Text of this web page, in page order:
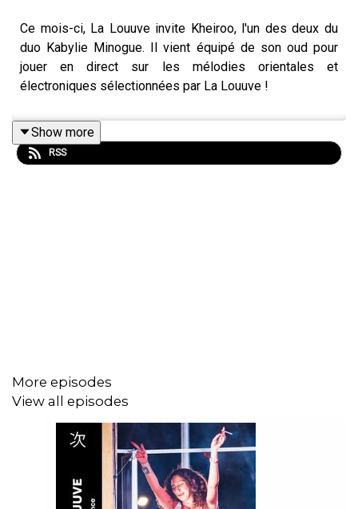
Ce mois-ci, La Louuve invite Kheiroo, l'un des deux du
duo Kabylie Minogue. Il vient équipé de son oud pour
jouer en direct sur les mélodies orientales et
électroniques sélectionnées par La Louuve !
Show more
RSS
More episodes
View all episodes